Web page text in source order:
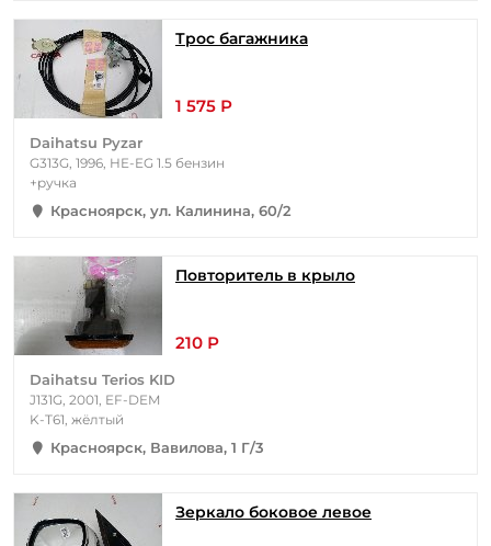
Трос багажника
1 575 Р
Daihatsu Pyzar
G313G, 1996, HE-EG 1.5 бензин
+ручка
Красноярск, ул. Калинина, 60/2
Повторитель в крыло
210 Р
Daihatsu Terios KID
J131G, 2001, EF-DEM
K-T61, жёлтый
Красноярск, Вавилова, 1 Г/3
Зеркало боковое левое